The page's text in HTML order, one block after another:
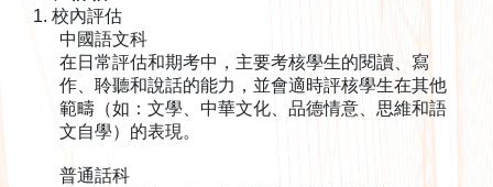
1. 校內評估
中國語文科
在日常評估和期考中，主要考核學生的閱讀、寫
作、聆聽和說話的能力，並會適時評核學生在其他
範疇（如：文學、中華文化、品德情意、思維和語
文自學）的表現。
普通話科